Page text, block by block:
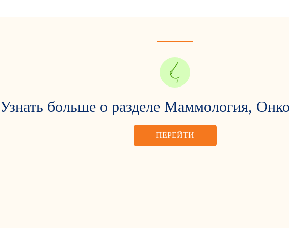
Узнать больше о разделе Маммология,
ПЕРЕЙТИ